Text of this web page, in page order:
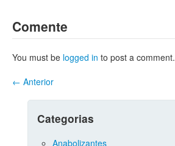
Comente
You must be logged in to post a comment.
← Anterior
Categorias
Anabolizantes